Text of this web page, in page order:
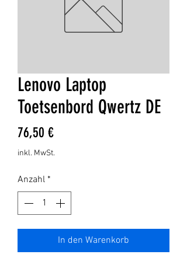
Lenovo Laptop
Toetsenbord Qwertz DE
76,50 €Preis
inkl. MwSt.
Anzahl *
In den Warenkorb